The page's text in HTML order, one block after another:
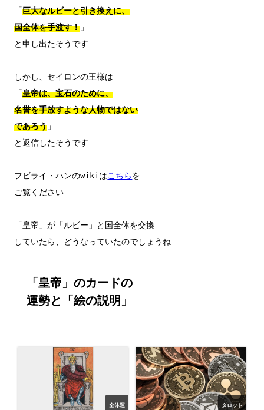
「巨大なルビーと引き換えに、
国全体を手渡す！ 」
と申し出たそうです
しかし、セイロンの王様は
「皇帝は、宝石のために、
名誉を手放すような人物ではない
であろう 」
と返信したそうです
フビライ・ハンのwikiはこちらを
ご覧ください
「皇帝」が「ルビー」と国全体を交換
「皇帝」のカードの
運勢と「絵の説明」
全体運 タロット